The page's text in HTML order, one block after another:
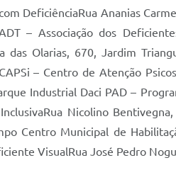
DeficiênciaRua Ananias
– Associação dos
das Olarias, 670, Jardim
– Centro de Atenção
Industrial Daci PAD –
Nicolino
Centro Municipal de
VisualRua José Pedro